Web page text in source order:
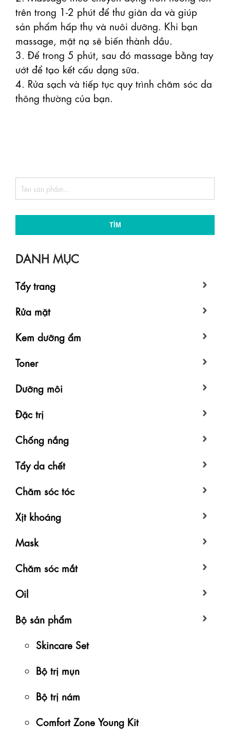
trên trong 1-2 phút để thư giãn da và giúp
sản phẩm hấp thụ và nuôi dưỡng. Khi bạn
massage, mặt nạ sẽ biến thành dầu.
3. Để trong 5 phút, sau đó massage bằng tay
ướt để tạo kết cấu dạng sữa.
4. Rửa sạch và tiếp tục quy trình chăm sóc da
thông thường của bạn.
TÌM
DANH MỤC
Tẩy trang
Rửa mặt
Kem dưỡng ẩm
Toner
Dưỡng môi
Đặc trị
Chống nắng
Tẩy da chết
Chăm sóc tóc
Xịt khoáng
Mask
Chăm sóc mắt
Oil
Bộ sản phẩm
Skincare Set
Bộ trị mụn
Bộ trị nám
Comfort Zone Young Kit